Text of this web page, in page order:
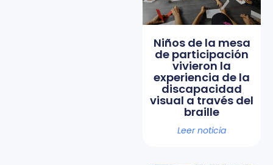
Niños de la mesa
de participación
vivieron la
experiencia de la
discapacidad
visual a través del
braille
Leer noticia